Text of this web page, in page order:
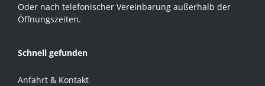
Oder nach telefonischer Vereinbarung außerhalb der
Öffnungszeiten.
Schnell gefunden
Anfahrt & Kontakt